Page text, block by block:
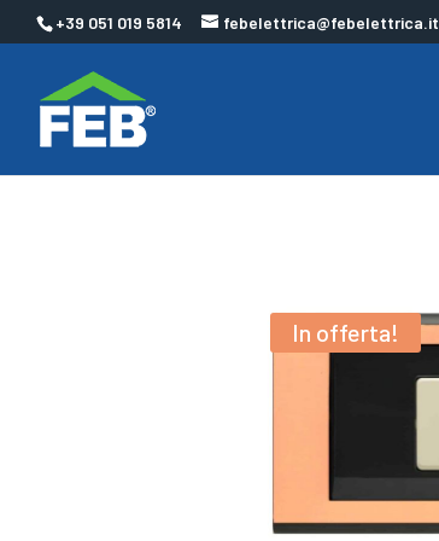
+39 051 019 5814 febelettrica@febelettrica.it
In offerta!